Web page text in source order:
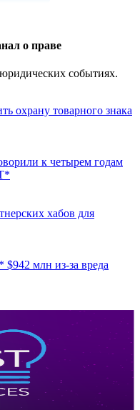
о праве
событиях.
охрану товарного знака
к четырем годам
хабов для
млн из-за вреда